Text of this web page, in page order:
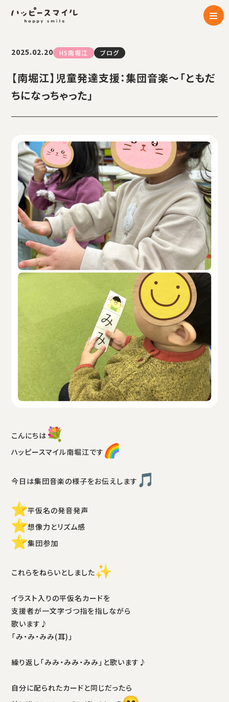
2025.02.20 HS南堀江 ブログ
【南堀江】児童発達支援：集団音楽～「ともだ
ちになっちゃった」
こんにちは
ハッピースマイル南堀江です
今日は集団音楽の様子をお伝えします
平仮名の発音発声
想像力とリズム感
集団参加
これらをねらいとしました
イラスト入りの平仮名カードを
支援者が一文字づつ指を指しながら
歌います♪
「み・み・みみ(耳)」
繰り返し「みみ・みみ・みみ」と歌います♪
自分に配られたカードと同じだったら